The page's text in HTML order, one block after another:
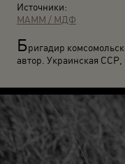
Источники:
МАММ / МДФ
Бригадир
автор. Украинская ССР,